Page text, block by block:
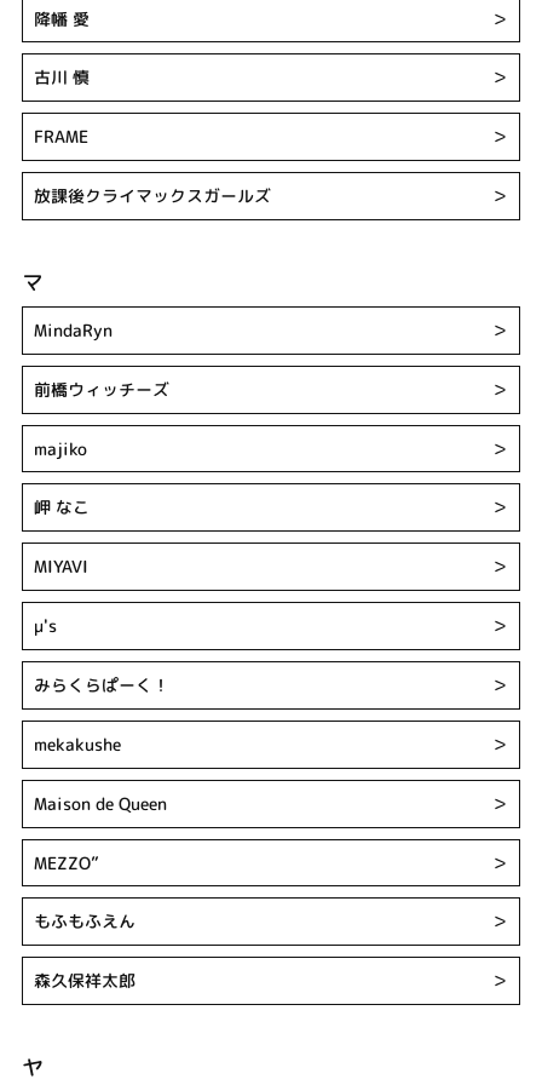
降幡 愛 ＞
古川 慎 ＞
FRAME ＞
放課後クライマックスガールズ ＞
マ
MindaRyn ＞
前橋ウィッチーズ ＞
majiko ＞
岬 なこ ＞
MIYAVI ＞
μ's ＞
みらくらぱーく！ ＞
mekakushe ＞
Maison de Queen ＞
MEZZO” ＞
もふもふえん ＞
森久保祥太郎 ＞
ヤ